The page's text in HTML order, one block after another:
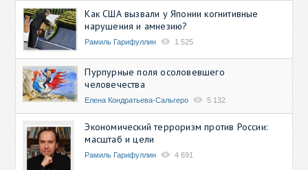
Как США вызвали у Японии когнитивные
нарушения и амнезию?
Рамиль Гарифуллин 1 525
Пурпурные поля осоловевшего
человечества
Елена Кондратьева-Сальгеро 5 132
Экономический терроризм против России:
масштаб и цели
Рамиль Гарифуллин 4 691